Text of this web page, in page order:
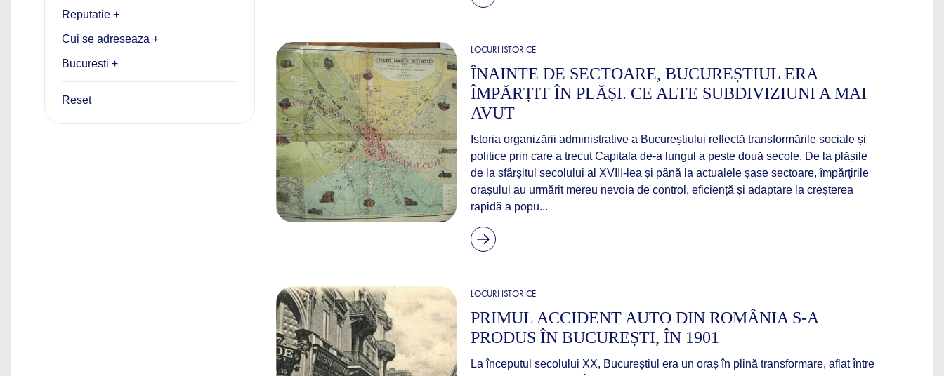
Reputatie +
Cui se adreseaza +
Bucuresti +
Reset
LOCURI ISTORICE
ÎNAINTE DE SECTOARE, BUCUREȘTIUL ERA
ÎMPĂRȚIT ÎN PLĂȘI. CE ALTE SUBDIVIZIUNI A MAI
AVUT
Istoria organizării administrative a Bucureștiului reflectă transformările sociale și
politice prin care a trecut Capitala de-a lungul a peste două secole. De la plășile
de la sfârșitul secolului al XVIII-lea și până la actualele șase sectoare, împărțirile
orașului au urmărit mereu nevoia de control, eficiență și adaptare la creșterea
rapidă a popu...
LOCURI ISTORICE
PRIMUL ACCIDENT AUTO DIN ROMÂNIA S-A
PRODUS ÎN BUCUREȘTI, ÎN 1901
La începutul secolului XX, Bucureștiul era un oraș în plină transformare, aflat între